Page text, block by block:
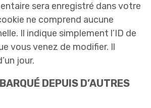
sera enregistré dans votre
ne comprend aucune
Il indique simplement l’ID de
vous venez de modifier. Il
jour.
DEPUIS D’AUTRES